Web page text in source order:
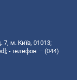
м. Київ, 01013;
; - телефон — (044)